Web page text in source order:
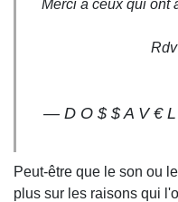
Merci à ceux qui ont
— D O $ $ A V €
Peut-être que le son ou
plus sur les raisons qui